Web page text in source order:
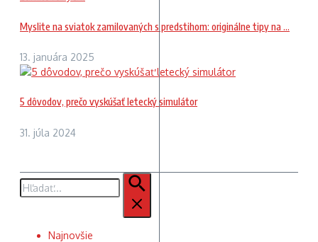
Myslite na sviatok zamilovaných s predstihom: originálne tipy na ...
13. januára 2025
5 dôvodov, prečo vyskúšať letecký simulátor
31. júla 2024
Hľadať:
Najnovšie